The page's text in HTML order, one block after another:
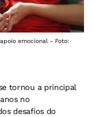
emocional - Foto:
tornou a principal
no
desafios do